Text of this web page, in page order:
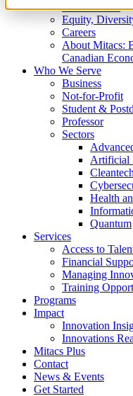
What We Do
Equity,
Careers
About Mitacs:
Canadian
Who We Serve
Business
Not-for-Profit
Student &
Professor
Sectors
Artificial
Cleantech
Health
Quantum
Services
Access to
Financial
Managing
Training
Programs
Impact
Innovation
Innovations
Mitacs Plus
Contact
News & Events
Get Started